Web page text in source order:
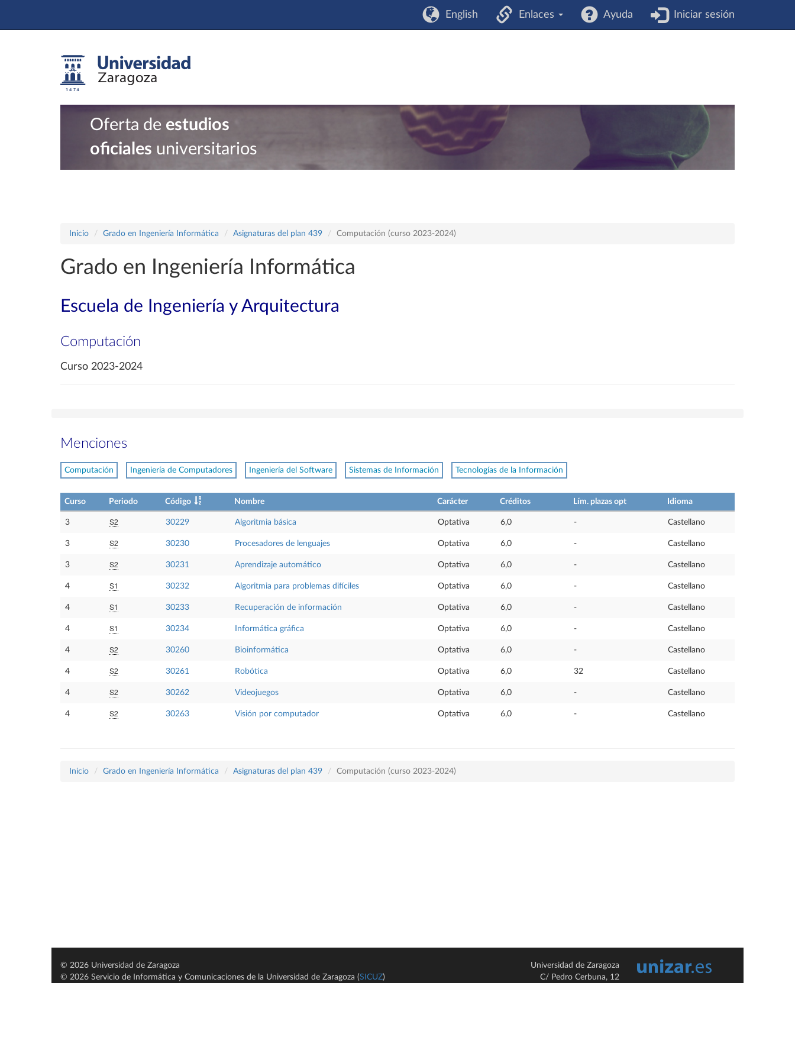
English Enlaces Ayuda Iniciar sesión
Oferta de estudios
oficiales universitarios
Inicio Grado en Ingeniería Informática Asignaturas del plan 439 Computación (curso 2023-2024)
Grado en Ingeniería Informática
Escuela de Ingeniería y Arquitectura
Computación
Curso 2023-2024
Menciones
Computación Ingeniería de Computadores Ingeniería del Software Sistemas de Información Tecnologías de la Información
Curso Periodo Código Nombre Carácter Créditos Lím. plazas opt Idioma
3 S2 30229 Algoritmia básica Optativa 6,0 - Castellano
3 S2 30230 Procesadores de lenguajes Optativa 6,0 - Castellano
3 S2 30231 Aprendizaje automático Optativa 6,0 - Castellano
4 S1 30232 Algoritmia para problemas difíciles Optativa 6,0 - Castellano
4 S1 30233 Recuperación de información Optativa 6,0 - Castellano
4 S1 30234 Informática gráfica Optativa 6,0 - Castellano
4 S2 30260 Bioinformática Optativa 6,0 - Castellano
4 S2 30261 Robótica Optativa 6,0 32 Castellano
4 S2 30262 Videojuegos Optativa 6,0 - Castellano
4 S2 30263 Visión por computador Optativa 6,0 - Castellano
Inicio Grado en Ingeniería Informática Asignaturas del plan 439 Computación (curso 2023-2024)
© 2026 Universidad de Zaragoza
© 2026 Servicio de Informática y Comunicaciones de la Universidad de Zaragoza (SICUZ)
Universidad de Zaragoza
C/ Pedro Cerbuna, 12